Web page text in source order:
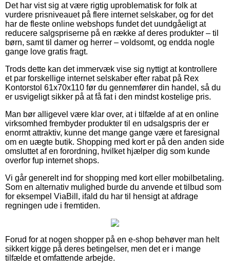
Det har vist sig at være rigtig uproblematisk for folk at
vurdere prisniveauet på flere internet selskaber, og for det
har de fleste online webshops fundet det uundgåeligt at
reducere salgspriserne på en række af deres produkter – til
børn, samt til damer og herrer – voldsomt, og endda nogle
gange love gratis fragt.
Trods dette kan det immervæk vise sig nyttigt at kontrollere
et par forskellige internet selskaber efter rabat på Rex
Kontorstol 61x70x110 før du gennemfører din handel, så du
er usvigeligt sikker på at få fat i den mindst kostelige pris.
Man bør alligevel være klar over, at i tilfælde af at en online
virksomhed frembyder produkter til en udsalgspris der er
enormt attraktiv, kunne det mange gange være et faresignal
om en uægte butik. Shopping med kort er på den anden side
omsluttet af en forordning, hvilket hjælper dig som kunde
overfor fup internet shops.
Vi går generelt ind for shopping med kort eller mobilbetaling.
Som en alternativ mulighed burde du anvende et tilbud som
for eksempel ViaBill, ifald du har til hensigt at afdrage
regningen ude i fremtiden.
Forud for at nogen shopper på en e-shop behøver man helt
sikkert kigge på deres betingelser, men det er i mange
tilfælde et omfattende arbejde.